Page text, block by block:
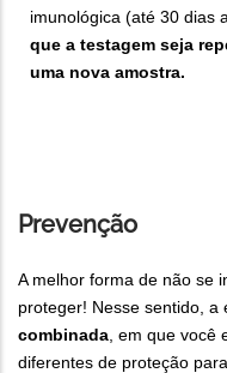
imunológica (até 30 dias
que a testagem seja
uma nova amostra.
Prevenção
A melhor forma de não se
proteger! Nesse sentido, a
combinada , em que
diferentes de proteção